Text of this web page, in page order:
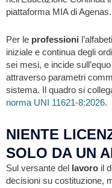
piattaforma MIA di Agenas.
Per le professioni
iniziale e continua degli
sei mesi, e incide
attraverso parametri
sistema. Il quadro si
norma UNI 11621-8:2026.
NIENTE
SOLO DA UN
Sul versante del lavoro il
decisioni su costituzione,